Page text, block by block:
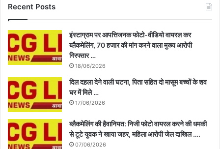
Recent Posts
इंस्टाग्राम पर आपत्तिजनक फोटो-वीडियो वायरल कर
ब्लैकमेलिंग, 70 हजार की मांग करने वाला मुख्य आरोपी
गिरफ्तार …
18/06/2026
दिल दहला देने वाली घटना, पिता सहित दो मासूम बच्चों के शव
घर में मिले …
17/06/2026
ब्लैकमेलिंग की हैवानियत: निजी फोटो वायरल करने की धमकी
से टूटे युवक ने खाया जहर, महिला आरोपी जेल दाखिल ….
07/06/2026